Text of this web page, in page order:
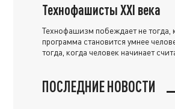
Технофашисты XXI века
Технофашизм побеждает не тогда,
программа становится умнее
тогда, когда человек начинает
ПОСЛЕДНИЕ НОВОСТИ